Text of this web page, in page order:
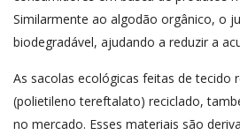
Similarmente ao algodão orgânico, o
biodegradável, ajudando a reduzir a
As sacolas ecológicas feitas de tecido
(polietileno tereftalato) reciclado,
no mercado. Esses materiais são